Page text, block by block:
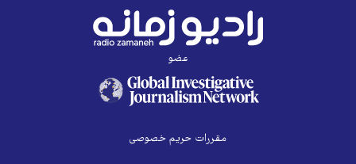
عضو
مقررات حریم خصوصی